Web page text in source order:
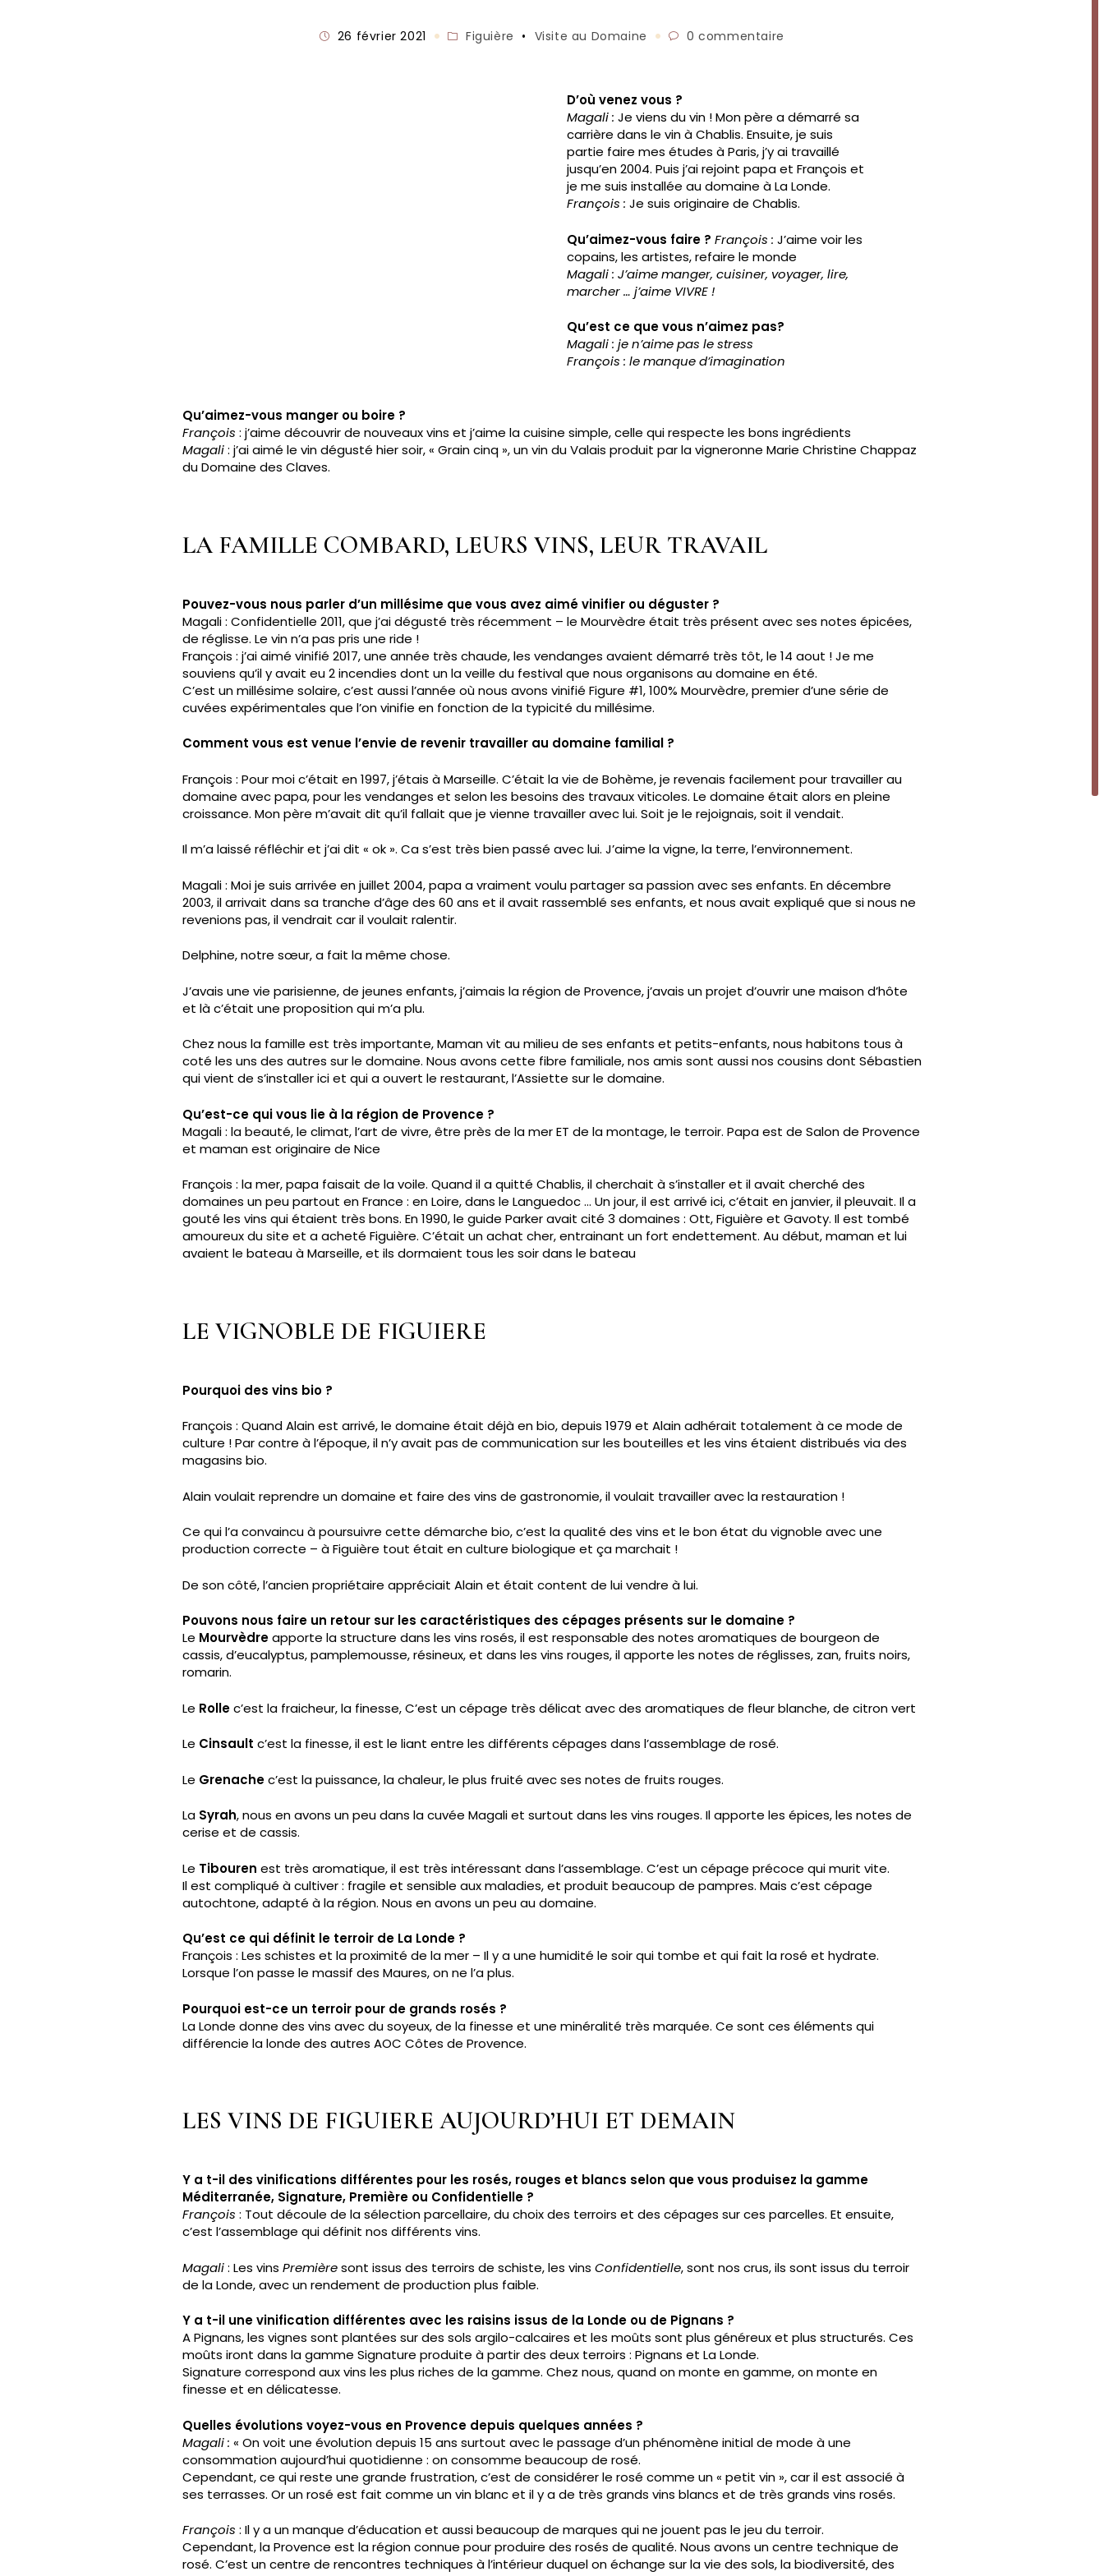
Publication
26 février 2021
PostFiguière • Visite au Domaine
Commentaires
0 commentaire
D’où venez vous ?
Magali : Je viens du vin ! Mon père a démarré sa
carrière dans le vin à Chablis. Ensuite, je suis
partie faire mes études à Paris, j’y ai travaillé
jusqu’en 2004. Puis j’ai rejoint papa et François et
je me suis installée au domaine à La Londe.
François : Je suis originaire de Chablis.
Qu’aimez-vous faire ? François :J’aime voir les
copains, les artistes, refaire le monde
Magali : J’aime manger, cuisiner, voyager, lire,
marcher … j’aime VIVRE !
Qu’est ce que vous n’aimez pas?
Magali : je n’aime pas le stress
François : le manque d’imagination
Qu’aimez-vous manger ou boire ?
François : j’aime découvrir de nouveaux vins et j’aime la cuisine simple, celle qui respecte les bons ingrédients
Magali: j’ai aimé le vin dégusté hier soir, « Grain cinq », un vin du Valais produit par la vigneronne Marie Christine Chappaz
du Domaine des Claves.
LA FAMILLE COMBARD, LEURS VINS, LEUR TRAVAIL
Pouvez-vous nous parler d’un millésime que vous avez aimé vinifier ou déguster ?
Magali : Confidentielle 2011, que j’ai dégusté très récemment – le Mourvèdre était très présent avec ses notes épicées,
de réglisse. Le vin n’a pas pris une ride !
François : j’ai aimé vinifié 2017, une année très chaude, les vendanges avaient démarré très tôt, le 14 aout ! Je me
souviens qu’il y avait eu 2 incendies dont un la veille du festival que nous organisons au domaine en été.
C’est un millésime solaire, c’est aussi l’année où nous avons vinifié Figure #1, 100% Mourvèdre, premier d’une série de
cuvées expérimentales que l’on vinifie en fonction de la typicité du millésime.
Comment vous est venue l’envie de revenir travailler au domaine familial ?
François : Pour moi c’était en 1997, j’étais à Marseille. C’était la vie de Bohème, je revenais facilement pour travailler au
domaine avec papa, pour les vendanges et selon les besoins des travaux viticoles. Le domaine était alors en pleine
croissance. Mon père m’avait dit qu’il fallait que je vienne travailler avec lui. Soit je le rejoignais, soit il vendait.
Il m’a laissé réfléchir et j’ai dit « ok ». Ca s’est très bien passé avec lui. J’aime la vigne, la terre, l’environnement.
Magali : Moi je suis arrivée en juillet 2004, papa a vraiment voulu partager sa passion avec ses enfants. En décembre
2003, il arrivait dans sa tranche d’âge des 60 ans et il avait rassemblé ses enfants, et nous avait expliqué que si nous ne
revenions pas, il vendrait car il voulait ralentir.
Delphine, notre sœur, a fait la même chose.
J’avais une vie parisienne, de jeunes enfants, j’aimais la région de Provence, j’avais un projet d’ouvrir une maison d’hôte
et là c’était une proposition qui m’a plu.
Chez nous la famille est très importante, Maman vit au milieu de ses enfants et petits-enfants, nous habitons tous à
coté les uns des autres sur le domaine. Nous avons cette fibre familiale, nos amis sont aussi nos cousins dont Sébastien
qui vient de s’installer ici et qui a ouvert le restaurant, l’Assiette sur le domaine.
Qu’est-ce qui vous lie à la région de Provence ?
Magali : la beauté, le climat, l’art de vivre, être près de la mer ET de la montage, le terroir. Papa est de Salon de Provence
et maman est originaire de Nice
François : la mer, papa faisait de la voile. Quand il a quitté Chablis, il cherchait à s’installer et il avait cherché des
domaines un peu partout en France : en Loire, dans le Languedoc … Un jour, il est arrivé ici, c’était en janvier, il pleuvait. Il a
gouté les vins qui étaient très bons. En 1990, le guide Parker avait cité 3 domaines : Ott, Figuière et Gavoty. Il est tombé
amoureux du site et a acheté Figuière. C’était un achat cher, entrainant un fort endettement. Au début, maman et lui
avaient le bateau à Marseille, et ils dormaient tous les soir dans le bateau
LE VIGNOBLE DE FIGUIERE
Pourquoi des vins bio ?
François : Quand Alain est arrivé, le domaine était déjà en bio, depuis 1979 et Alain adhérait totalement à ce mode de
culture ! Par contre à l’époque, il n’y avait pas de communication sur les bouteilles et les vins étaient distribués via des
magasins bio.
Alain voulait reprendre un domaine et faire des vins de gastronomie, il voulait travailler avec la restauration !
Ce qui l’a convaincu à poursuivre cette démarche bio, c’est la qualité des vins et le bon état du vignoble avec une
production correcte – à Figuière tout était en culture biologique et ça marchait !
De son côté, l’ancien propriétaire appréciait Alain et était content de lui vendre à lui.
Pouvons nous faire un retour sur les caractéristiques des cépages présents sur le domaine ?
Le Mourvèdreapporte la structure dans les vins rosés, il est responsable des notes aromatiques de bourgeon de
cassis, d’eucalyptus, pamplemousse, résineux, et dans les vins rouges, il apporte les notes de réglisses, zan, fruits noirs,
romarin.
Le Rollec’est la fraicheur, la finesse, C’est un cépage très délicat avec des aromatiques de fleur blanche, de citron vert
Le Cinsault c’est la finesse, il est le liant entre les différents cépages dans l’assemblage de rosé.
Le Grenachec’est la puissance, la chaleur, le plus fruité avec ses notes de fruits rouges.
La Syrah, nous en avons un peu dans la cuvée Magali et surtout dans les vins rouges. Il apporte les épices, les notes de
cerise et de cassis.
Le Tibouren est très aromatique, il est très intéressant dans l’assemblage. C’est un cépage précoce qui murit vite.
Il est compliqué à cultiver : fragile et sensible aux maladies, et produit beaucoup de pampres. Mais c’est cépage
autochtone, adapté à la région. Nous en avons un peu au domaine.
Qu’est ce qui définit le terroir de La Londe ?
François : Les schistes et la proximité de la mer – Il y a une humidité le soir qui tombe et qui fait la rosé et hydrate.
Lorsque l’on passe le massif des Maures, on ne l’a plus.
Pourquoi est-ce un terroir pour de grands rosés ?
La Londe donne des vins avec du soyeux, de la finesse et une minéralité très marquée. Ce sont ces éléments qui
différencie la londe des autres AOC Côtes de Provence.
LES VINS DE FIGUIERE AUJOURD’HUI ET DEMAIN
Y a t-il des vinifications différentes pour les rosés, rouges et blancs selon que vous produisez la gamme
Méditerranée, Signature, Première ou Confidentielle ?
François : Tout découle de la sélection parcellaire, du choix des terroirs et des cépages sur ces parcelles. Et ensuite,
c’est l’assemblage qui définit nos différents vins.
Magali: Les vins Premièresont issus des terroirs de schiste, les vins Confidentielle, sont nos crus, ils sont issus du terroir
de la Londe, avec un rendement de production plus faible.
Y a t-il une vinification différentes avec les raisins issus de la Londe ou de Pignans ?
A Pignans, les vignes sont plantées sur des sols argilo-calcaires et les moûts sont plus généreux et plus structurés. Ces
moûts iront dans la gamme Signature produite à partir des deux terroirs : Pignans et La Londe.
Signature correspond aux vins les plus riches de la gamme. Chez nous, quand on monte en gamme, on monte en
finesse et en délicatesse.
Quelles évolutions voyez-vous en Provence depuis quelques années ?
Magali : « On voit une évolution depuis 15 ans surtout avec le passage d’un phénomène initial de mode à une
consommation aujourd’hui quotidienne : on consomme beaucoup de rosé.
Cependant, ce qui reste une grande frustration, c’est de considérer le rosé comme un « petit vin », car il est associé à
ses terrasses. Or un rosé est fait comme un vin blanc et il y a de très grands vins blancs et de très grands vins rosés.
François : Il y a un manque d’éducation et aussi beaucoup de marques qui ne jouent pas le jeu du terroir.
Cependant, la Provence est la région connue pour produire des rosés de qualité. Nous avons un centre technique de
rosé. C’est un centre de rencontres techniques à l’intérieur duquel on échange sur la vie des sols, la biodiversité, des